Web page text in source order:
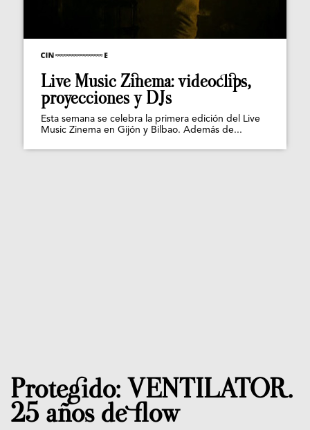
Live Music Zinema: videoclips,
proyecciones y DJs
Esta semana se celebra la primera edición del Live
Music Zinema en Gijón y Bilbao. Además de...
Protegido: VENTILATOR.
25 años de flow